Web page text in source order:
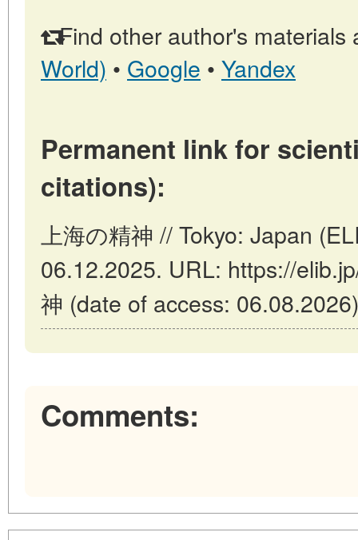
Find other author's materials
World) • Google • Yandex
Permanent link for
citations):
上海の精神 // Tokyo: Japan
06.12.2025. URL: https://
神 (date of access:
Comments: